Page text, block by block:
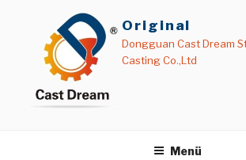
springen
Original
Dongguan Cast Dream
Casting Co.,Ltd
Menü